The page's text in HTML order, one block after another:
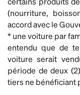
(nourriture,
accord avec le
* une voiture par
entendu que de
voiture serait
période de deux
tiers ne bénéficiant